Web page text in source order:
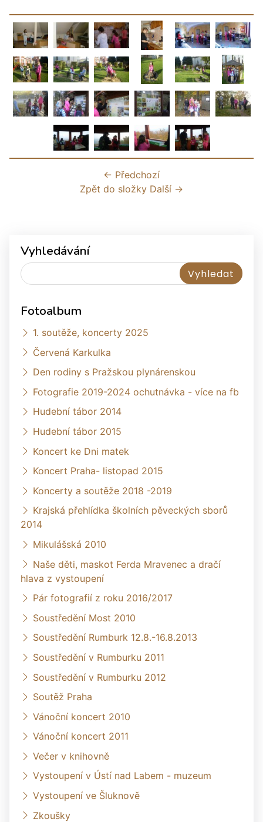
← Předchozí
Zpět do složky Další →
Vyhledávání
Fotoalbum
1. soutěže, koncerty 2025
Červená Karkulka
Den rodiny s Pražskou plynárenskou
Fotografie 2019-2024 ochutnávka - více na fb
Hudební tábor 2014
Hudební tábor 2015
Koncert ke Dni matek
Koncert Praha- listopad 2015
Koncerty a soutěže 2018 -2019
Krajská přehlídka školních pěveckých sborů
2014
Mikulášská 2010
Naše děti, maskot Ferda Mravenec a dračí
hlava z vystoupení
Pár fotografií z roku 2016/2017
Soustředění Most 2010
Soustředění Rumburk 12.8.-16.8.2013
Soustředění v Rumburku 2011
Soustředění v Rumburku 2012
Soutěž Praha
Vánoční koncert 2010
Vánoční koncert 2011
Večer v knihovně
Vystoupení v Ústí nad Labem - muzeum
Vystoupení ve Šluknově
Zkoušky